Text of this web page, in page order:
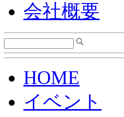
会社概要
HOME
イベント